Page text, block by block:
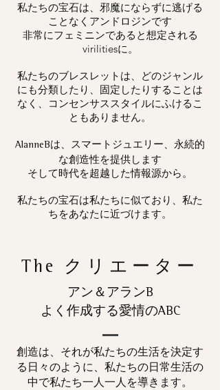
私たちの宝石は、邪魔にならずに逃げる
ことなくアンドロジンです
非常にフェミニンであると想定される
virilitiesに。
私たちのブレスレットは、どのジャンル
にも分類したり、固定したりすることは
なく、コンセンサススタイルにふけるこ
ともありません。
AlanneBは、スマートジュエリー、永続的
な創造性を提供します
そして時代を超越した情報源から。
私たちの宝石は私たちに似ており、私た
ちをあなたに近づけます。
The クリエーター
アン＆アランB
よく作成する愛情のABC
創造は、それが私たちの生活を決定す
る日々のように、私たちの日常生活の
中で私たち一人一人を導きます。